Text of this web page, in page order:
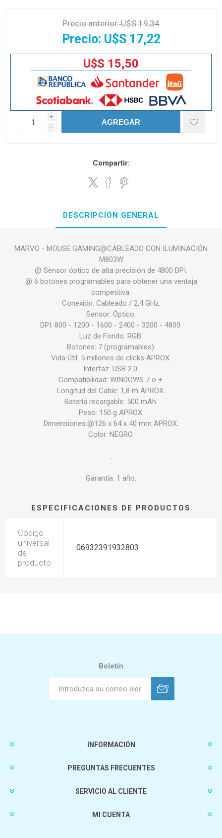
Precio anterior:U$S 19,34
Precio: U$S 17,22
U$S 15,50
i
h
AGREGAR
Compartir:
DESCRIPCIÓN GENERAL
MARVO - MOUSE GAMING@CABLEADO CON ILUMINACIÓN
M803W
@ Sensor óptico de alta precisión de 4800 DPI.
@ 6 botones programables para obtener una ventaja
competitiva.
Conexión: Cableado / 2,4 GHz.
Sensor: Óptico.
DPI: 800 - 1200 - 1600 - 2400 - 3200 - 4800.
Luz de Fondo: RGB.
Botones: 7 (programables).
Vida Útil: 5 millones de clicks APROX.
Interfaz: USB 2.0.
Compatibilidad: WINDOWS 7 o +.
Longitud del Cable: 1,8 m APROX.
Batería recargable: 500 mAh.
Peso: 150 g APROX.
Dimensiones:@126 x 64 x 40 mm APROX.
Color: NEGRO.
.
Garantía: 1 año.
ESPECIFICACIONES DE PRODUCTOS
Código
universal
de
producto
06932391932803
Boletín
INFORMACIÓN
PREGUNTAS FRECUENTES
SERVICIO AL CLIENTE
MI CUENTA